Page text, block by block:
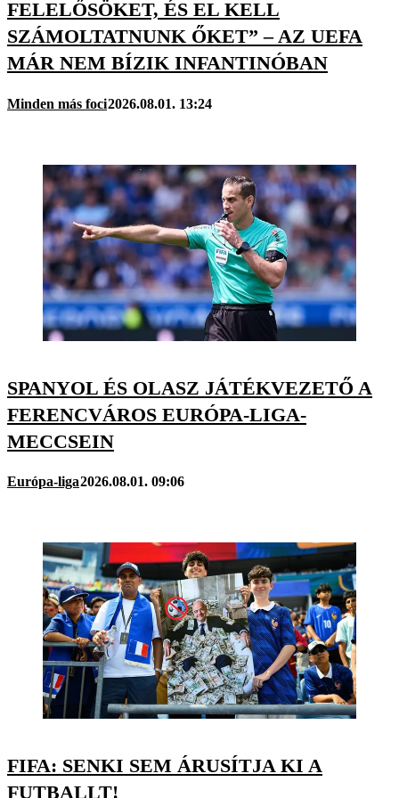
FELELŐSÖKET, ÉS EL KELL
SZÁMOLTATNUNK ŐKET” – AZ UEFA
MÁR NEM BÍZIK INFANTINÓBAN
Minden más foci2026.08.01. 13:24
SPANYOL ÉS OLASZ JÁTÉKVEZETŐ A
FERENCVÁROS EURÓPA-LIGA-
MECCSEIN
Európa-liga2026.08.01. 09:06
FIFA: SENKI SEM ÁRUSÍTJA KI A
FUTBALLT!